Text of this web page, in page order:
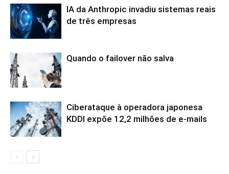
IA da Anthropic invadiu sistemas reais
de três empresas
Quando o failover não salva
Ciberataque à operadora japonesa
KDDI expõe 12,2 milhões de e-mails